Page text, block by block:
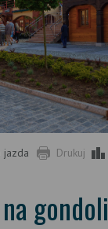
Drukuj
jazda
gondoli